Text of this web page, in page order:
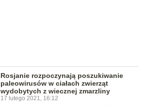
Rosjanie rozpoczynają poszukiwanie
paleowirusów w ciałach zwierząt
wydobytych z wiecznej zmarzliny
17 lutego 2021, 16:12